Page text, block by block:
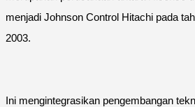
menjadi Johnson Control Hitachi pada
2003.
Ini mengintegrasikan pengembangan